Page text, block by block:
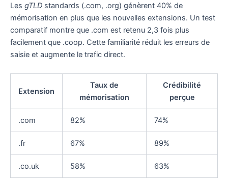
Les gTLD standards (.com, .org) génèrent 40% de
mémorisation en plus que les nouvelles extensions. Un test
comparatif montre que .com est retenu 2,3 fois plus
facilement que .coop. Cette familiarité réduit les erreurs de
saisie et augmente le trafic direct.
Extension
Taux de
mémorisation
Crédibilité
perçue
.com 82% 74%
.fr 67% 89%
.co.uk 58% 63%